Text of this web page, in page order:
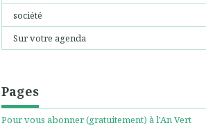
société
Sur votre agenda
Pages
Pour vous abonner (gratuitement) à l'An Vert